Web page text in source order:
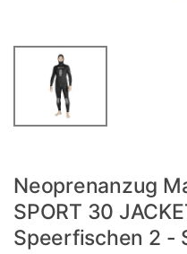
Neoprenanzug
SPORT 30
Speerfischen 2 -